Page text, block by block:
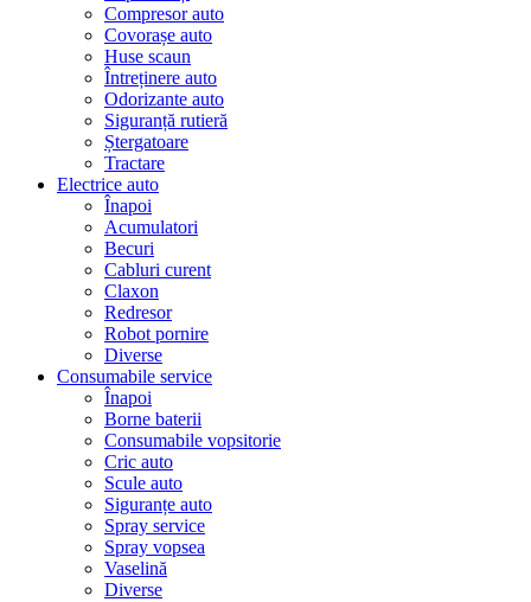
Compresor auto
Covorașe auto
Huse scaun
Întreținere auto
Odorizante auto
Siguranță rutieră
Ștergatoare
Tractare
Electrice auto
Înapoi
Acumulatori
Becuri
Cabluri curent
Claxon
Redresor
Robot pornire
Diverse
Consumabile service
Înapoi
Borne baterii
Consumabile vopsitorie
Cric auto
Scule auto
Siguranțe auto
Spray service
Spray vopsea
Vaselină
Diverse